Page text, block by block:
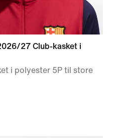
27 Club-kasket i
i polyester 5P til store